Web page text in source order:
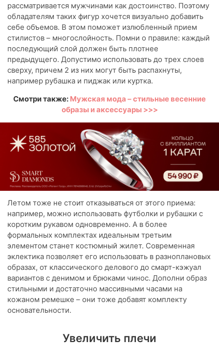
рассматривается мужчинами как достоинство. Поэтому
обладателям таких фигур хочется визуально добавить
себе объемов. В этом поможет излюбленный прием
стилистов – многослойность. Помни о правиле: каждый
последующий слой должен быть плотнее
предыдущего. Допустимо использовать до трех слоев
сверху, причем 2 из них могут быть распахнуты,
например рубашка и пиджак или куртка.
Смотри также: Мужская мода – стильные весенние
образы и аксессуары >>>
Летом тоже не стоит отказываться от этого приема:
например, можно использовать футболки и рубашки с
коротким рукавом одновременно. А в более
формальных комплектах идеальным третьим
элементом станет костюмный жилет. Современная
эклектика позволяет его использовать в разноплановых
образах, от классического делового до смарт-кэжуал
вариантов с денимом и брюками чинос. Дополни образ
стильными и достаточно массивными часами на
кожаном ремешке – они тоже добавят комплекту
основательности.
Увеличить плечи